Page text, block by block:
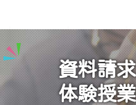
【なんば】校舎紹介
【なんば】笑顔が溢
温かいお出迎えで
【なんば】夏季休校
2025
2024
2023
資料請
体験授